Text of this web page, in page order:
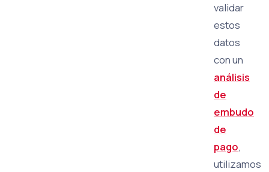
validar
estos
datos
con un
análisis
de
embudo
de
pago,
utilizamos